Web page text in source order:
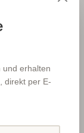
und erhalten
direkt per E-